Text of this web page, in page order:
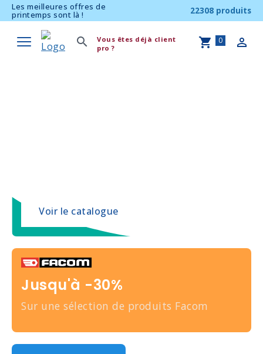
Les meilleures offres de
printemps sont là ! 22308 produits
Vous êtes déjà client
pro ?
0
Voir le catalogue
Jusqu'à -30%
Sur une sélection de produits Facom